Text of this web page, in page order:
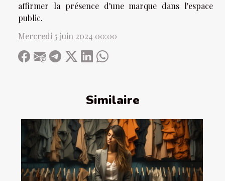
Similaire
affirmer la présence d'une marque dans l'espace
public.
Mercredi 5 juin 2024 00:00